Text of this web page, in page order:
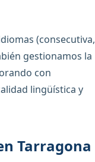
(consecutiva,
gestionamos la
con
lingüística y
Tarragona